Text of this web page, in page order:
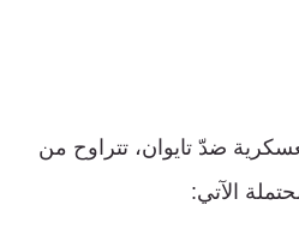
ضدّ تايوان، تتراوح من
الآتي: